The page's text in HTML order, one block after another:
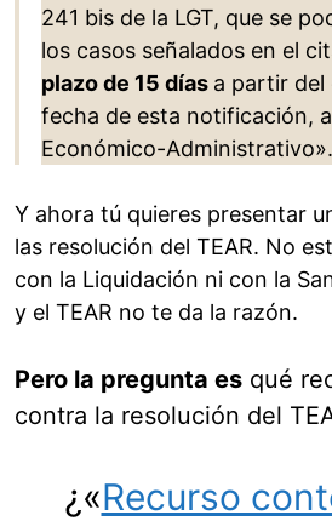
241 bis de la LGT, que se
los casos señalados en el
plazo de 15 días a partir del
fecha de esta notificación,
Económico-Administrativo».
Y ahora tú quieres presentar
las resolución del TEAR. No
con la Liquidación ni con la
y el TEAR no te da la razón.
Pero la pregunta es qué
contra la resolución del
¿«Recurso